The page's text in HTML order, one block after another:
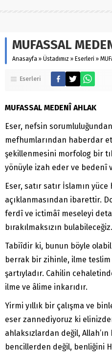
MUFASSAL
Anasayfa » Üstadımız » Eserleri »
Eserleri
MUFASSAL MEDENÎ AHLAK
Eser, nefsin
mefhumlarından haberdar
şekillenmesini morfolog bir
yönüyle izah eder ve bedenî
Eser, satır satır İslamın
açıklanmasından ibarettir.
ferdî ve ictimâî meseleyi
bırakılmaksızın bulabileceğiz.
Tabiîdir ki, bunun böyle
berrak bir zihinle, ilme
şartıyladır. Cahilin
ilme ve âlime inkarıdır.
Yirmi yıllık bir çalışma ve
eser zannediyoruz ki
ahlaksızlardan değil,
bencillerden değil, benliğini